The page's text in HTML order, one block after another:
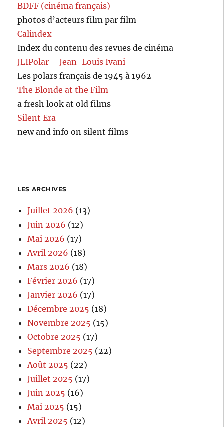
BDFF (cinéma français)
photos d’acteurs film par film
Calindex
Index du contenu des revues de cinéma
JLIPolar – Jean-Louis Ivani
Les polars français de 1945 à 1962
The Blonde at the Film
a fresh look at old films
Silent Era
new and info on silent films
LES ARCHIVES
Juillet 2026 (13)
Juin 2026 (12)
Mai 2026 (17)
Avril 2026 (18)
Mars 2026 (18)
Février 2026 (17)
Janvier 2026 (17)
Décembre 2025 (18)
Novembre 2025 (15)
Octobre 2025 (17)
Septembre 2025 (22)
Août 2025 (22)
Juillet 2025 (17)
Juin 2025 (16)
Mai 2025 (15)
Avril 2025 (12)